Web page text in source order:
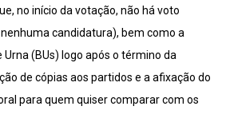
no início da votação, não há voto
candidatura), bem como a
(BUs) logo após o término da
de cópias aos partidos e a afixação do
para quem quiser comparar com os